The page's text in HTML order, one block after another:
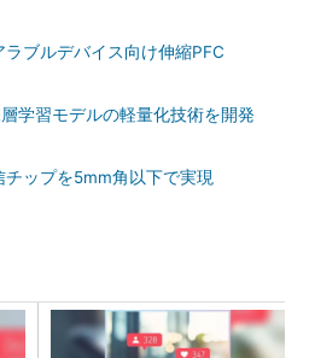
ラブルデバイス向け伸縮PFC
学習モデルの軽量化技術を開発
ップを5mm角以下で実現